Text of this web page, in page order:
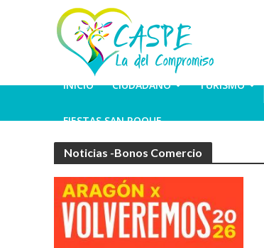
INICIO CIUDADANO TURISMO
FIESTAS SAN ROQUE
Noticias -Bonos Comercio